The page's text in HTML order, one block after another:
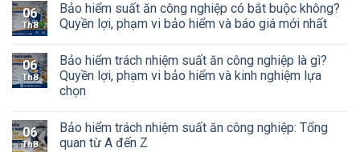
06
Th8
Bảo hiểm suất ăn công nghiệp có bắt buộc không?
Quyền lợi, phạm vi bảo hiểm và báo giá mới nhất
06
Th8
Bảo hiểm trách nhiệm suất ăn công nghiệp là gì?
Quyền lợi, phạm vi bảo hiểm và kinh nghiệm lựa
chọn
06
Th8
Bảo hiểm trách nhiệm suất ăn công nghiệp: Tổng
quan từ A đến Z